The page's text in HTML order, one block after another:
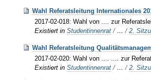
Wahl Referatsleitung Internationales
2017-02-018: Wahl von .... zur
Existiert in Studentinnenrat / …/2.
Wahl Referatsleitung
2017-02-020: Wahl von .... .... zur
Existiert in Studentinnenrat / …/2.